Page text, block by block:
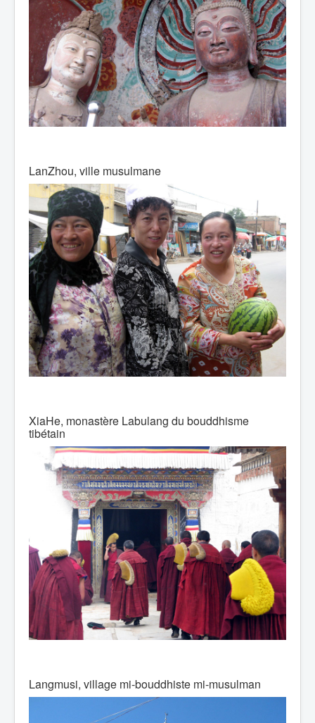
LanZhou, ville musulmane
XiaHe, monastère Labulang du bouddhisme
tibétain
Langmusi, village mi-bouddhiste mi-musulman